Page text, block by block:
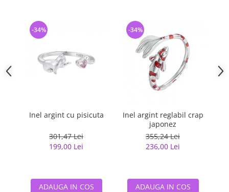
Inel argint cu pisicuta
301,47 Lei
199,00 Lei
-34%
ADAUGA IN COS
Inel argint reglabil crap
japonez
355,24 Lei
236,00 Lei
-34%
ADAUGA IN COS